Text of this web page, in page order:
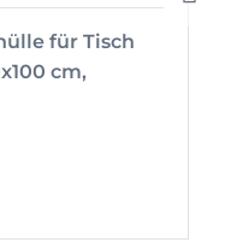
für Tisch
cm,